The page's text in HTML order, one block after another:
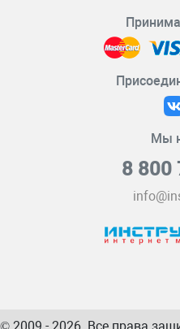
Мы
8 800
© 2009 - 2026. Все права